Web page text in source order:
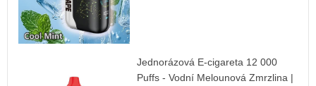
Jednorázová E-cigareta 12 000
Puffs - Vodní Melounová Zmrzlina |